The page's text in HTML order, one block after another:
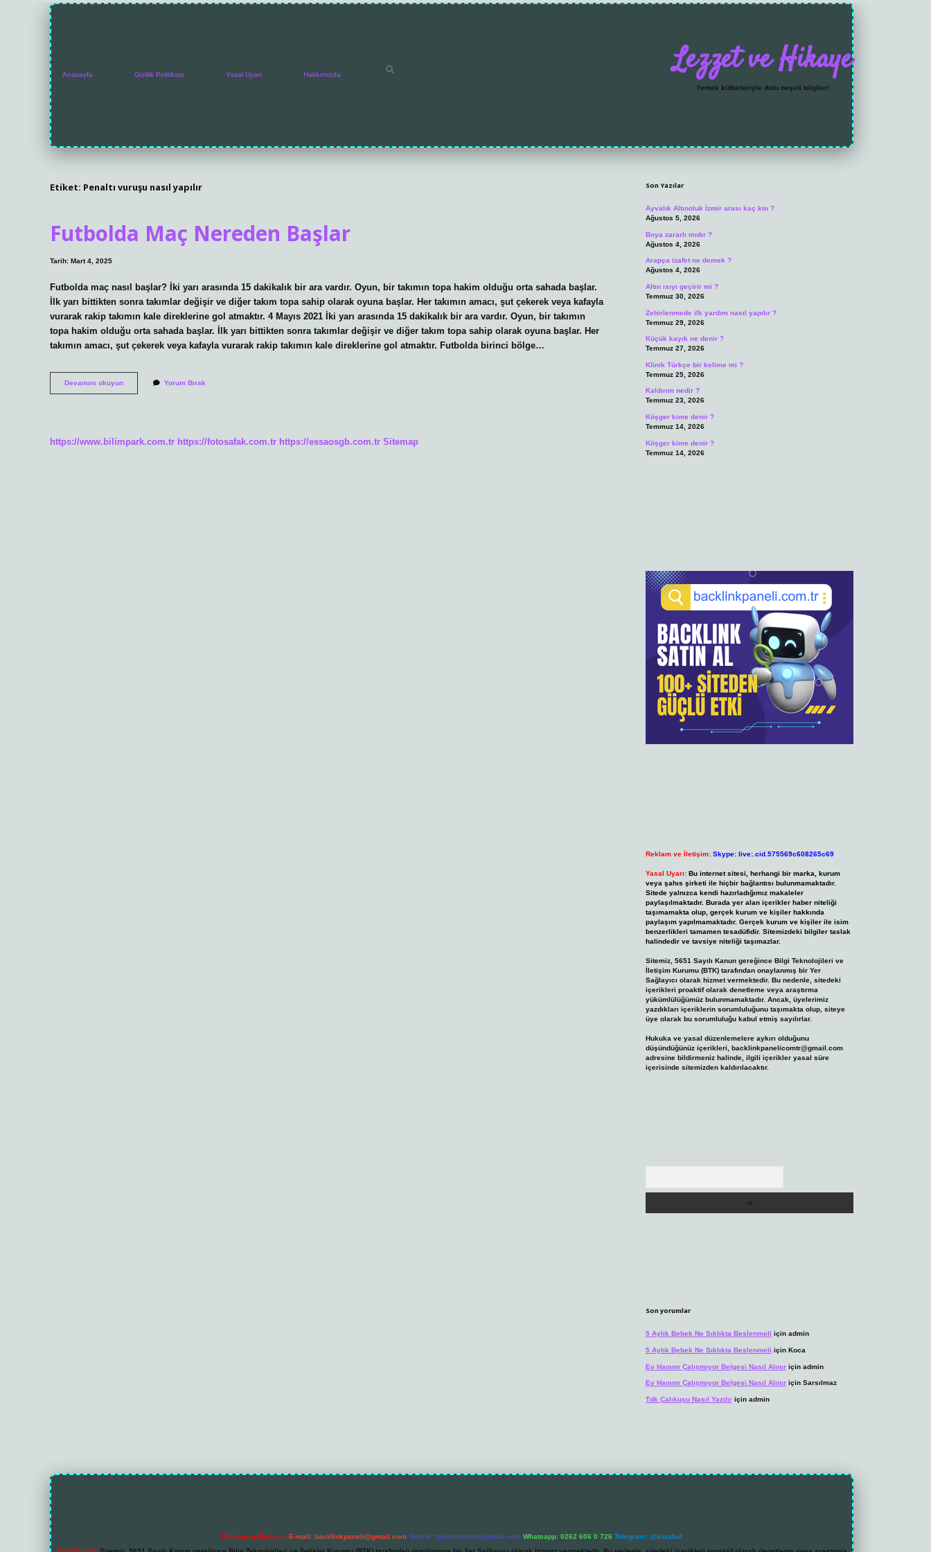
Anasayfa Gizlilik Politikası Yasal Uyarı Hakkımızda Lezzet ve Hikaye
Yemek kültürleriyle dolu neşeli bilgiler!
Etiket: Penaltı vuruşu nasıl yapılır
Futbolda Maç Nereden Başlar
Tarih: Mart 4, 2025
Futbolda maç nasıl başlar? İki yarı arasında 15 dakikalık bir ara vardır. Oyun, bir takımın topa hakim olduğu orta sahada başlar.
İlk yarı bittikten sonra takımlar değişir ve diğer takım topa sahip olarak oyuna başlar. Her takımın amacı, şut çekerek veya kafayla
vurarak rakip takımın kale direklerine gol atmaktır. 4 Mayıs 2021 İki yarı arasında 15 dakikalık bir ara vardır. Oyun, bir takımın
topa hakim olduğu orta sahada başlar. İlk yarı bittikten sonra takımlar değişir ve diğer takım topa sahip olarak oyuna başlar. Her
takımın amacı, şut çekerek veya kafayla vurarak rakip takımın kale direklerine gol atmaktır. Futbolda birinci bölge…
Devamını okuyunFutbolda
Maç
Yorum Bırak
https://www.bilimpark.com.tr https://fotosafak.com.tr https://essaosgb.com.tr Sitemap
Sidebar
Son Yazılar
Ayvalık Altınoluk İzmir arası kaç km ?
Ağustos 5, 2026
Boya zararlı mıdır ?
Ağustos 4, 2026
Arapça izafet ne demek ?
Ağustos 4, 2026
Altın ısıyı geçirir mi ?
Temmuz 30, 2026
Zehirlenmede ilk yardım nasıl yapılır ?
Temmuz 29, 2026
Küçük kayık ne denir ?
Temmuz 27, 2026
Klinik Türkçe bir kelime mi ?
Temmuz 25, 2026
Kaldırım nedir ?
Temmuz 23, 2026
Köşger kime denir ?
Temmuz 14, 2026
Köşger kime denir ?
Temmuz 14, 2026
Reklam ve İletişim: Skype: live:.cid.575569c608265c69
Yasal Uyarı: Bu internet sitesi, herhangi bir marka, kurum
veya şahıs şirketi ile hiçbir bağlantısı bulunmamaktadır.
Sitede yalnızca kendi hazırladığımız makaleler
paylaşılmaktadır. Burada yer alan içerikler haber niteliği
taşımamakta olup, gerçek kurum ve kişiler hakkında
paylaşım yapılmamaktadır. Gerçek kurum ve kişiler ile isim
benzerlikleri tamamen tesadüfidir. Sitemizdeki bilgiler taslak
halindedir ve tavsiye niteliği taşımazlar.
Sitemiz, 5651 Sayılı Kanun gereğince Bilgi Teknolojileri ve
İletişim Kurumu (BTK) tarafından onaylanmış bir Yer
Sağlayıcı olarak hizmet vermektedir. Bu nedenle, sitedeki
içerikleri proaktif olarak denetleme veya araştırma
yükümlülüğümüz bulunmamaktadır. Ancak, üyelerimiz
yazdıkları içeriklerin sorumluluğunu taşımakta olup, siteye
üye olarak bu sorumluluğu kabul etmiş sayılırlar.
Hukuka ve yasal düzenlemelere aykırı olduğunu
düşündüğünüz içerikleri, backlinkpanelicomtr@gmail.com
adresine bildirmeniz halinde, ilgili içerikler yasal süre
içerisinde sitemizden kaldırılacaktır.
Son yorumlar
5 Aylık Bebek Ne Sıklıkta Beslenmeli için admin
5 Aylık Bebek Ne Sıklıkta Beslenmeli için Koca
Ev Hanımı Çalışmıyor Belgesi Nasıl Alınıriçin admin
Ev Hanımı Çalışmıyor Belgesi Nasıl Alınıriçin Sarsılmaz
Tdk Çalıkuşu Nasıl Yazılıriçin admin
Reklam ve İletişim: E-mail: backlinkpaneli@gmail.com Teams: forumhizmeti@gmail.com Whatsapp: 0262 606 0 726 Telegram: @karabul